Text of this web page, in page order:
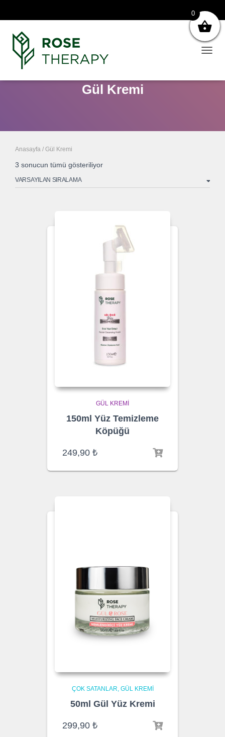
Gül Kremi
Anasayfa / Gül Kremi
3 sonucun tümü gösteriliyor
GÜL KREMI
150ml Yüz Temizleme
Köpüğü
249,90 ₺
ÇOK SATANLAR GÜL KREMI
50ml Gül Yüz Kremi
299,90 ₺
0